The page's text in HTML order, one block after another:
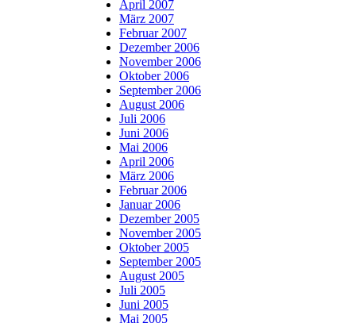
April 2007
März 2007
Februar 2007
Dezember 2006
November 2006
Oktober 2006
September 2006
August 2006
Juli 2006
Juni 2006
Mai 2006
April 2006
März 2006
Februar 2006
Januar 2006
Dezember 2005
November 2005
Oktober 2005
September 2005
August 2005
Juli 2005
Juni 2005
Mai 2005